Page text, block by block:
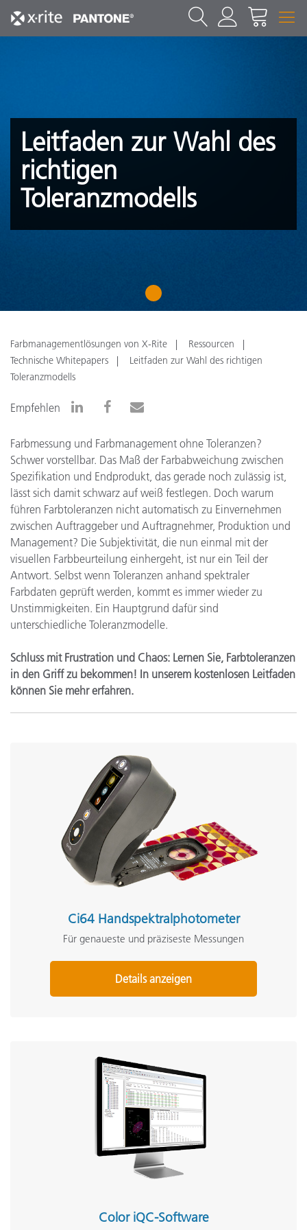
Leitfaden zur Wahl des
richtigen
Toleranzmodells
1
Farbmanagementlösungen von X-Rite
Ressourcen
Technische Whitepapers
Leitfaden zur Wahl des richtigen
Toleranzmodells
Empfehlen
Farbmessung und Farbmanagement ohne Toleranzen?
Schwer vorstellbar. Das Maß der Farbabweichung zwischen
Spezifikation und Endprodukt, das gerade noch zulässig ist,
lässt sich damit schwarz auf weiß festlegen. Doch warum
führen Farbtoleranzen nicht automatisch zu Einvernehmen
zwischen Auftraggeber und Auftragnehmer, Produktion und
Management? Die Subjektivität, die nun einmal mit der
visuellen Farbbeurteilung einhergeht, ist nur ein Teil der
Antwort. Selbst wenn Toleranzen anhand spektraler
Farbdaten geprüft werden, kommt es immer wieder zu
Unstimmigkeiten. Ein Hauptgrund dafür sind
unterschiedliche Toleranzmodelle.
Schluss mit Frustration und Chaos: Lernen Sie, Farbtoleranzen
in den Griff zu bekommen! In unserem kostenlosen Leitfaden
können Sie mehr erfahren.
Ci64 Handspektralphotometer
Für genaueste und präziseste Messungen
Details anzeigen
Color iQC-Software